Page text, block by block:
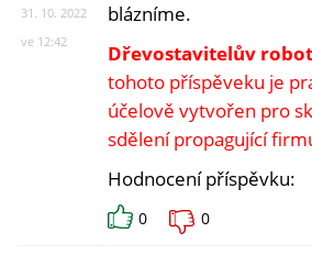
31. 10. 2022
ve 12:42
blázníme.
Dřevostavitelův
tohoto příspěveku je
účelově vytvořen pro
sdělení propagující
Hodnocení příspěvku:
0 0